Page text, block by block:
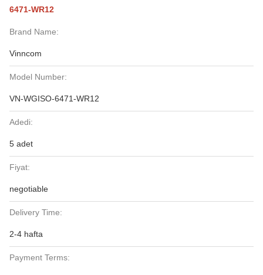
6471-WR12
Brand Name:
Vinncom
Model Number:
VN-WGISO-6471-WR12
Adedi:
5 adet
Fiyat:
negotiable
Delivery Time:
2-4 hafta
Payment Terms: